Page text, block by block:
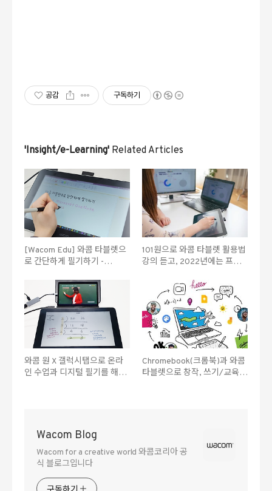
공감 구독하기
'Insight/e-Learning' Related Articles
[Wacom Edu] 와콤 타블렛으
로 간단하게 필기하기 -
101원으로 와콤 타블렛 활용법
강의 듣고, 2022년에는 프로
와콤 원 X 갤럭시탭으로 온라
인 수업과 디지털 필기를 해보
Chromebook(크롬북)과 와콤
타블렛으로 창작, 쓰기/교육을
Wacom Blog
Wacom for a creative world 와콤코리아 공
식 블로그입니다